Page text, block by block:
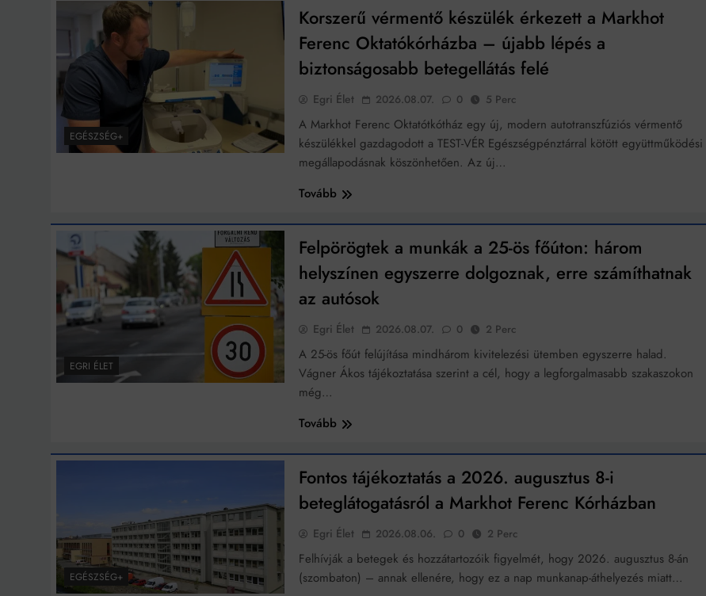
Ingatlanpiaci szakértők szerint akár 5 százalékkal is nőhetnek a bérleti díjak a ponthatárhirdetés
után az egyetemi városokban
Munkácsy nem Krisztust szépítette meg: minket leplezett le
Amikor a Tetris boldogabbá tesz, mint a szerelem
Ki akarsz törni. De miből?
Móricz Zsigmond: falusi író vagy boncmester?
Mindenki a világot akarja uralni – de nem csak a 80-as években
EGÉSZSÉG+
Korszerű vérmentő készülék érkezett a Markhot
Ferenc Oktatókórházba – újabb lépés a
biztonságosabb betegellátás felé
Egri Élet 2026.08.07. 0 5 Perc
A Markhot Ferenc Oktatótkótház egy új, modern autotranszfúziós vérmentő
készülékkel gazdagodott a TEST-VÉR Egészségpénztárral kötött együttműködési
megállapodásnak köszönhetően. Az új…
Tovább
EGRI ÉLET
Felpörögtek a munkák a 25-ös főúton: három
helyszínen egyszerre dolgoznak, erre számíthatnak
az autósok
Egri Élet 2026.08.07. 0 2 Perc
A 25-ös főút felújítása mindhárom kivitelezési ütemben egyszerre halad.
Vágner Ákos tájékoztatása szerint a cél, hogy a legforgalmasabb szakaszokon
még…
Tovább
EGÉSZSÉG+
Fontos tájékoztatás a 2026. augusztus 8-i
beteglátogatásról a Markhot Ferenc Kórházban
Egri Élet 2026.08.06. 0 2 Perc
Felhívják a betegek és hozzátartozóik figyelmét, hogy 2026. augusztus 8-án
(szombaton) – annak ellenére, hogy ez a nap munkanap-áthelyezés miatt…